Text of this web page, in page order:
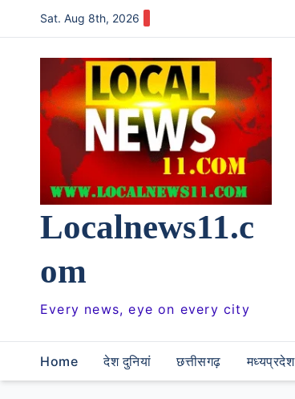
to
content
Sat. Aug 8th, 2026
Localnews11.c
om
Every news, eye on every city
Home देश दुनियां छत्तीसगढ़ मध्यप्रदेश